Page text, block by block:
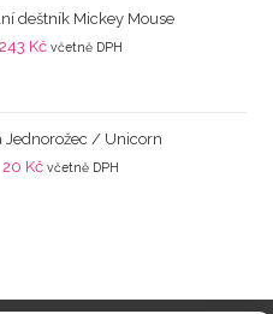
deštník Mickey Mouse
243 Kč včetně DPH
Jednorožec / Unicorn
20 Kč včetně DPH